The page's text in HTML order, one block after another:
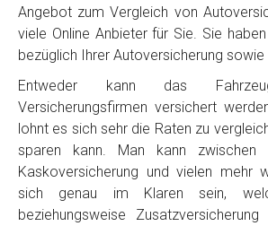
Angebot zum Vergleich von
viele Online Anbieter für Sie. Sie
bezüglich Ihrer Autoversicherung sowie
Entweder kann das
Versicherungsfirmen versichert
lohnt es sich sehr die Raten zu
sparen kann. Man kann zwischen
Kaskoversicherung und vielen mehr
sich genau im Klaren sein,
beziehungsweise